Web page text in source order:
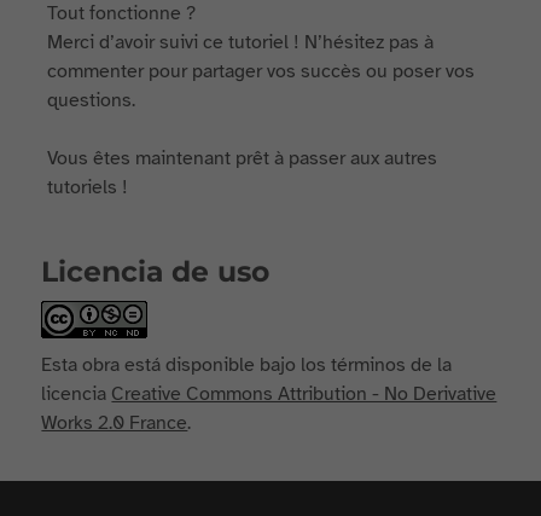
Tout fonctionne ?
Merci d’avoir suivi ce tutoriel ! N’hésitez pas à
commenter pour partager vos succès ou poser vos
questions.
Vous êtes maintenant prêt à passer aux autres
tutoriels !
Licencia de uso
Esta obra está disponible bajo los términos de la
licencia Creative Commons Attribution - No Derivative
Works 2.0 France.